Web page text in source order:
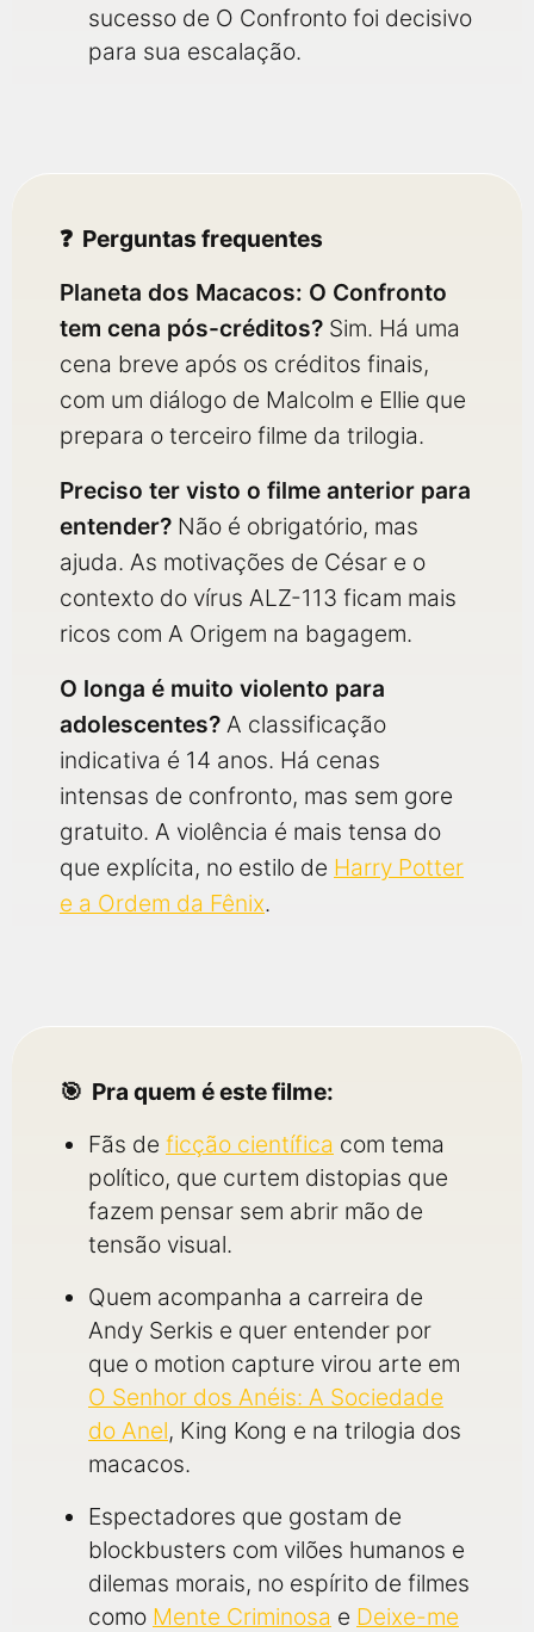
sucesso de O Confronto foi decisivo
para sua escalação.
Perguntas frequentes
Planeta dos Macacos: O Confronto
tem cena pós-créditos? Sim. Há uma
cena breve após os créditos finais,
com um diálogo de Malcolm e Ellie que
prepara o terceiro filme da trilogia.
Preciso ter visto o filme anterior para
entender? Não é obrigatório, mas
ajuda. As motivações de César e o
contexto do vírus ALZ-113 ficam mais
ricos com A Origem na bagagem.
O longa é muito violento para
adolescentes? A classificação
indicativa é 14 anos. Há cenas
intensas de confronto, mas sem gore
gratuito. A violência é mais tensa do
que explícita, no estilo de Harry Potter
e a Ordem da Fênix.
Pra quem é este filme:
Fãs de ficção científica com tema
político, que curtem distopias que
fazem pensar sem abrir mão de
tensão visual.
Quem acompanha a carreira de
Andy Serkis e quer entender por
que o motion capture virou arte em
O Senhor dos Anéis: A Sociedade
do Anel, King Kong e na trilogia dos
macacos.
Espectadores que gostam de
blockbusters com vilões humanos e
dilemas morais, no espírito de filmes
como Mente Criminosa e Deixe-me